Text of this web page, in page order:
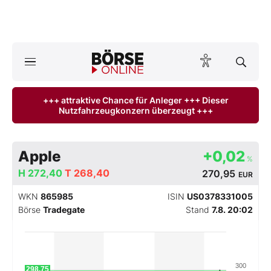
ktuelle Ausgabe BÖRSE ONLINE lesen
Finanz-Check
Abo & Shop
BO-Musterdepots
Experten
+++ attraktive Chance für Anleger +++ Dieser
Nutzfahrzeugkonzern überzeugt +++
Apple +0,02 %
270,95 EUR
H 272,40 T 268,40
WKN 865985 ISIN US0378331005
Börse Tradegate Stand 7.8. 20:02
300
298,75